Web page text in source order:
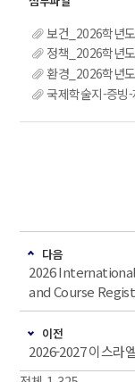
보건_2026학년
정책_2026학년
환경_2026학년
국제학술지-증빙
다음
2026
and Course
이전
2026-2027 이스라